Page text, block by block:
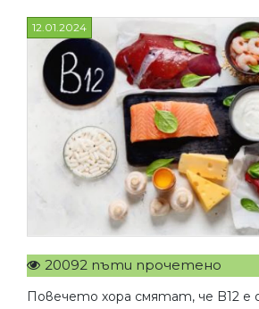
12.01.2024
20092 пъти прочетено
Повечето хора смятат, че B12 е